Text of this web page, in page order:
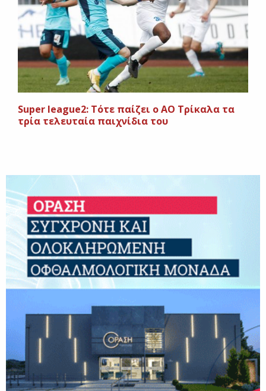
Super league2: Τότε παίζει ο ΑΟ Τρίκαλα τα
τρία τελευταία παιχνίδια του